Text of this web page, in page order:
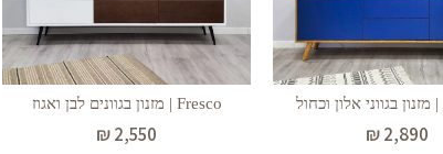
₪2,890
Fresco | מזנון בגוונים לבן ואגוז
₪2,550